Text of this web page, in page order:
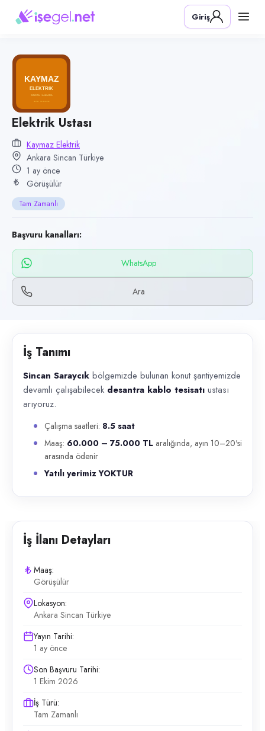
Pozisyon
Elektrik Ustası
KAYMAZ Elektrik
Kategori
İnşaat & Yapı
Konum
Sincan, Ankara
Çalışma şekli
Tam Zamanlı
Yayın tarihi
3 Temmuz 2026
Son geçerlilik
1 Ekim 2026
Başvuru kanalları
WhatsApp, Telefon
Sincan Saraycık bölgemizde bulunan konut şantiyemizde devamlı
Giriş
Elektrik Ustası
Kaymaz Elektrik
Ankara Sincan Türkiye
1 ay önce
Görüşülür
Tam Zamanlı
Başvuru kanalları:
WhatsApp
Ara
İş Tanımı
Sincan Saraycık bölgemizde bulunan konut şantiyemizde
devamlı çalışabilecek desantra kablo tesisatı ustası
arıyoruz.
Çalışma saatleri: 8.5 saat
Maaş: 60.000 – 75.000 TL aralığında, ayın 10–20'si
arasında ödenir
Yatılı yerimiz YOKTUR
İş İlanı Detayları
Maaş:
Görüşülür
Lokasyon:
Ankara Sincan Türkiye
Yayın Tarihi:
1 ay önce
Son Başvuru Tarihi:
1 Ekim 2026
İş Türü:
Tam Zamanlı